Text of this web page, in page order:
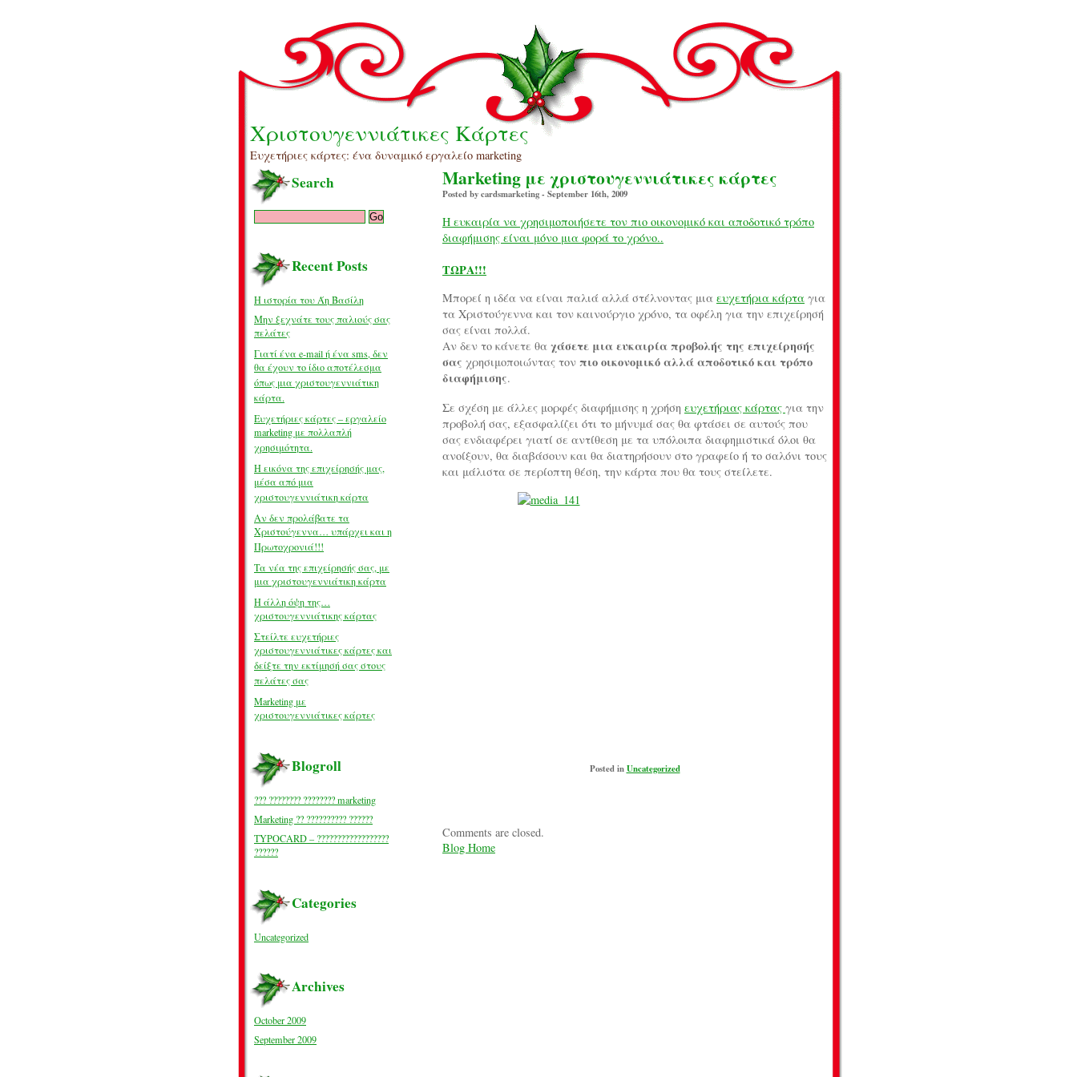
Χριστουγεννιάτικες Κάρτες
Ευχετήριες κάρτες: ένα δυναμικό εργαλείο marketing
Marketing με χριστουγεννιάτικες κάρτες
Posted by cardsmarketing - September 16th, 2009
Η ευκαιρία να χρησιμοποιήσετε τον πιο οικονομικό και αποδοτικό τρόπο
διαφήμισης είναι μόνο μια φορά το χρόνο..
ΤΩΡΑ!!!
Μπορεί η ιδέα να είναι παλιά αλλά στέλνοντας μια ευχετήρια κάρτα για
τα Χριστούγεννα και τον καινούργιο χρόνο, τα οφέλη για την επιχείρησή
σας είναι πολλά.
Αν δεν το κάνετε θα χάσετε μια ευκαιρία προβολής της επιχείρησής
σας χρησιμοποιώντας τον πιο οικονομικό αλλά αποδοτικό και τρόπο
διαφήμισης.
Σε σχέση με άλλες μορφές διαφήμισης η χρήση ευχετήριας κάρτας για την
προβολή σας, εξασφαλίζει ότι το μήνυμά σας θα φτάσει σε αυτούς που
σας ενδιαφέρει γιατί σε αντίθεση με τα υπόλοιπα διαφημιστικά όλοι θα
ανοίξουν, θα διαβάσουν και θα διατηρήσουν στο γραφείο ή το σαλόνι τους
και μάλιστα σε περίοπτη θέση, την κάρτα που θα τους στείλετε.
Posted inUncategorized
Comments are closed.
Blog Home
Search
Recent Posts
Η ιστορία του Άη Βασίλη
Μην ξεχνάτε τους παλιούς σας
πελάτες
Γιατί ένα e-mail ή ένα sms, δεν
θα έχουν το ίδιο αποτέλεσμα
όπως μια χριστουγεννιάτικη
κάρτα.
Ευχετήριες κάρτες – εργαλείο
marketing με πολλαπλή
χρησιμότητα.
Η εικόνα της επιχείρησής μας,
μέσα από μια
χριστουγεννιάτικη κάρτα
Αν δεν προλάβατε τα
Χριστούγεννα… υπάρχει και η
Πρωτοχρονιά!!!
Τα νέα της επιχείρησής σας, με
μια χριστουγεννιάτικη κάρτα
Η άλλη όψη της…
χριστουγεννιάτικης κάρτας
Στείλτε ευχετήριες
χριστουγεννιάτικες κάρτες και
δείξτε την εκτίμησή σας στους
πελάτες σας
Marketing με
χριστουγεννιάτικες κάρτες
Blogroll
??? ???????? ???????? marketing
Marketing ?? ?????????? ??????
TYPOCARD – ??????????????????
??????
Categories
Uncategorized
Archives
October 2009
September 2009